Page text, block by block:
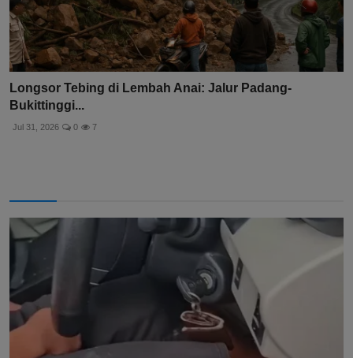
Longsor Tebing di Lembah Anai: Jalur Padang-
Bukittinggi...
Jul 31, 2026 0 7